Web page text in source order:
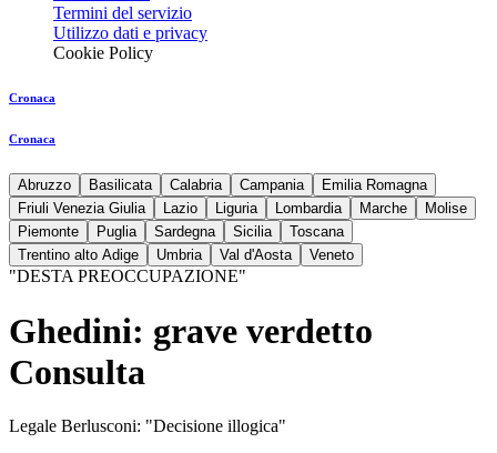
Termini del servizio
Utilizzo dati e privacy
Cookie Policy
Cronaca
Cronaca
Abruzzo Basilicata Calabria Campania
Emilia Romagna
Friuli Venezia Giulia
Lazio Liguria Lombardia Marche
Molise
Piemonte
Puglia Sardegna Sicilia
Toscana
Trentino alto Adige
Umbria Val d'Aosta Veneto
"DESTA PREOCCUPAZIONE"
Ghedini: grave verdetto
Consulta
Legale Berlusconi: "Decisione illogica"